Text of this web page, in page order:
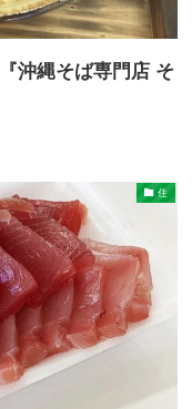
沖縄そば専門店 そ
住